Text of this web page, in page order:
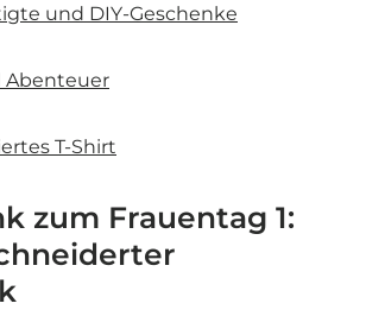
und DIY-Geschenke
Abenteuer
T-Shirt
zum Frauentag 1: